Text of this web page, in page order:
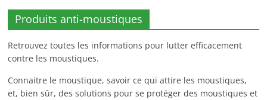
Produits anti-moustiques
Retrouvez toutes les informations pour lutter efficacement
contre les moustiques.
Connaitre le moustique, savoir ce qui attire les moustiques,
et, bien sûr, des solutions pour se protéger des moustiques et